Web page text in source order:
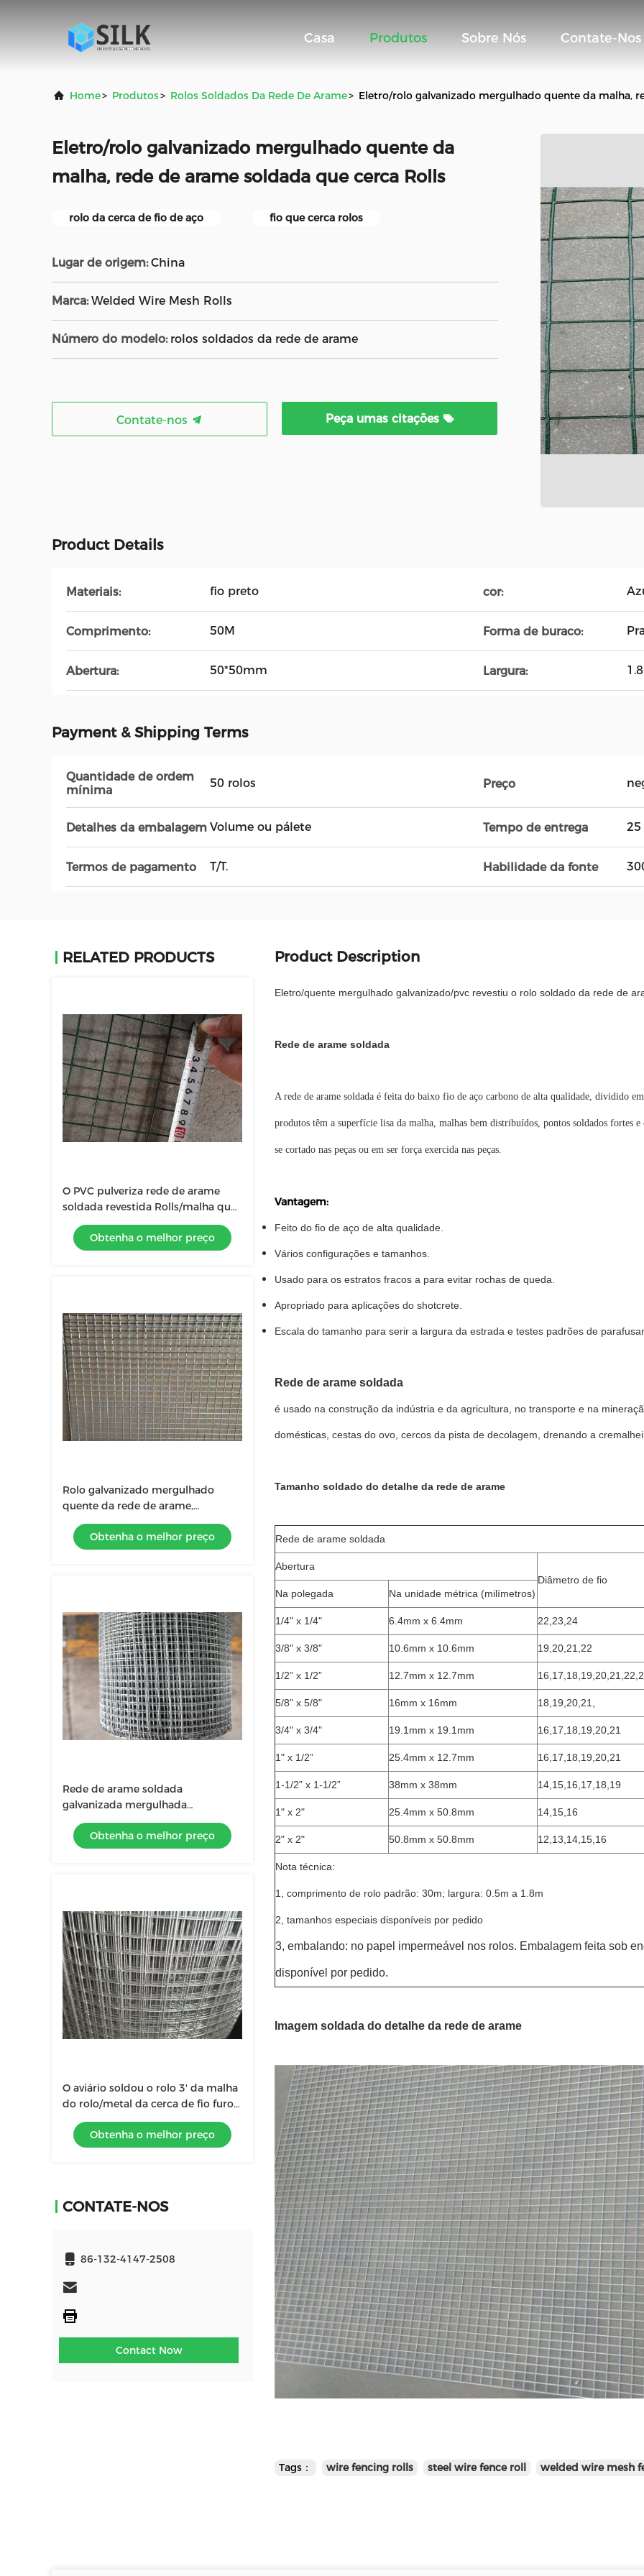
Casa Produtos Sobre Nós Contate-Nos
Home> Produtos> Rolos Soldados Da Rede De Arame> Eletro/rolo galvanizado mergulhado quente da malha,
Eletro/rolo galvanizado mergulhado quente da
malha, rede de arame soldada que cerca Rolls
rolo da cerca de fio de aço fio que cerca rolos
Lugar de origem: China
Marca: Welded Wire Mesh Rolls
Número do modelo: rolos soldados da rede de arame
Contate-nos Peça umas citações
Product Details
Materiais: fio preto cor:
Comprimento: 50M Forma de buraco:
Abertura: 50*50mm Largura:
Payment & Shipping Terms
Quantidade de ordem
mínima
50 rolos Preço
Detalhes da embalagem Volume ou pálete Tempo de entrega 25
Termos de pagamento T/T. Habilidade da fonte
RELATED PRODUCTS
O PVC pulveriza rede de arame
soldada revestida Rolls/malha que
cerca Rolls 1" comprimento
Obtenha o melhor preço
Rolo galvanizado mergulhado
quente da rede de arame,
comprimento de Rolls 0.5-100m
do fio da gaiola
Obtenha o melhor preço
Rede de arame soldada
galvanizada mergulhada
galvanizada ou quente Rolls do
eletroObtenha o melhor preço
O aviário soldou o rolo 3' da malha
do rolo/metal da cerca de fio furo
quadrado de X100
Obtenha o melhor preço
CONTATE-NOS
86-132-4147-2508
Contact Now
Product Description
Eletro/quente mergulhado galvanizado/pvc revestiu o rolo soldado da rede de
Rede de arame soldada
A rede de arame soldada é feita do baixo fio de aço carbono de alta qualidade, dividido
produtos têm a superfície lisa da malha, malhas bem distribuídos, pontos soldados fortes
se cortado nas peças ou em ser força exercida nas peças.
Vantagem:
Feito do fio de aço de alta qualidade.
Vários configurações e tamanhos.
Usado para os estratos fracos a para evitar rochas de queda.
Apropriado para aplicações do shotcrete.
Escala do tamanho para serir a largura da estrada e testes padrões de
Rede de arame soldada
é usado na construção da indústria e da agricultura, no transporte e na
domésticas, cestas do ovo, cercos da pista de decolagem, drenando a
Tamanho soldado do detalhe da rede de arame
Rede de arame soldada
Abertura
Diâmetro de fio
Na polegada
Na unidade métrica (milímetros)
1/4" x 1/4" 6.4mm x 6.4mm 22,23,24
3/8" x 3/8" 10.6mm x 10.6mm 19,20,21,22
1/2” x 1/2” 12.7mm x 12.7mm
5/8" x 5/8" 16mm x 16mm 18,19,20,21,
3/4" x 3/4" 19.1mm x 19.1mm 16,17,18,19,20,21
1" x 1/2” 25.4mm x 12.7mm 16,17,18,19,20,21
1-1/2” x 1-1/2” 38mm x 38mm 14,15,16,17,18,19
1" x 2" 25.4mm x 50.8mm 14,15,16
2" x 2" 50.8mm x 50.8mm 12,13,14,15,16
Nota técnica:
1, comprimento de rolo padrão: 30m; largura: 0.5m a 1.8m
2, tamanhos especiais disponíveis por pedido
3, embalando: no papel impermeável nos rolos. Embalagem feita sob
disponível por pedido.
Imagem soldada do detalhe da rede de arame
Tags： wire fencing rolls steel wire fence roll welded wire mesh